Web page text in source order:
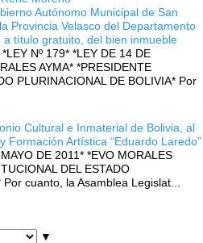
Autónomo Municipal de San
Provincia Velasco del Departamento
título gratuito, del bien inmueble
*LEY Nº 179* *LEY DE 14 DE
AYMA* *PRESIDENTE
PLURINACIONAL DE BOLIVIA* Por
Cultural e Inmaterial de Bolivia, al
Formación Artística “Eduardo Laredo”
DE 2011* *EVO MORALES
DEL ESTADO
Por cuanto, la Asamblea Legislat...
▼